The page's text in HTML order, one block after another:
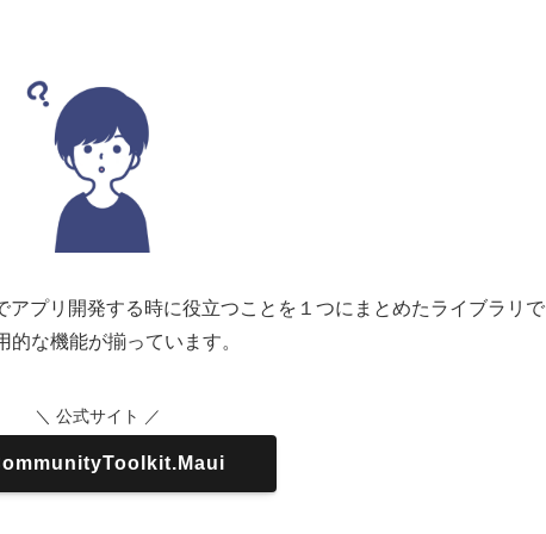
アプリ開発する時に役立つことを１つにまとめたライブラリで
な機能が揃っています。
＼ 公式サイト ／